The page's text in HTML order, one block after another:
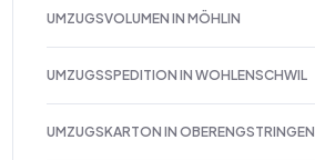
UMZUGSVOLUMEN IN MÖHLIN
UMZUGSSPEDITION IN WOHLENSCHWIL
UMZUGSKARTON IN OBERENGSTRINGEN